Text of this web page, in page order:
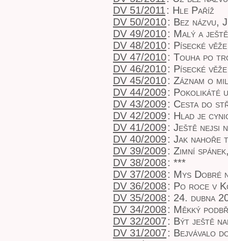
DV 51/2011: Hle Paříž
DV 50/2010: Bez názvu,
DV 49/2010: Malý a
DV 48/2010: Písecké
DV 47/2010: Touha po
DV 46/2010: Písecké
DV 45/2010: Záznam o
DV 44/2009: Pokolikáté
DV 43/2009: Cesta do
DV 42/2009: Hlad je
DV 41/2009: Ještě nejsi
DV 40/2009: Jak nahoře
DV 39/2009: Zimní
DV 38/2008: ***
DV 37/2008: Mys Dobré
DV 36/2008: Po roce v
DV 35/2008: 24. dubna
DV 34/2008: Měkký
DV 32/2007: Být ještě
DV 31/2007: Bejvávalo